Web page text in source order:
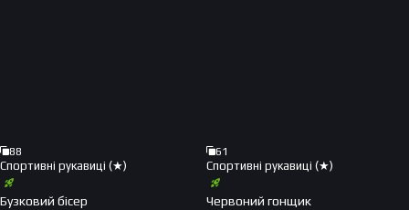
88
Спортивні рукавиці (★)
Бузковий бісер
61
Спортивні рукавиці (★)
Червоний гонщик